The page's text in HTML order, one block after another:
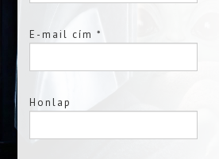
E-mail cím*
Honlap